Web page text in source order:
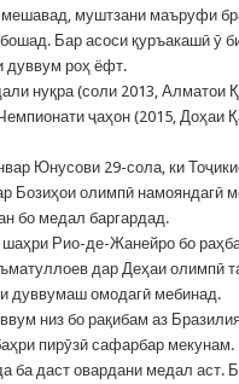
муштзани маъруфи
Бар асоси қуръакашӣ ӯ
дуввум роҳ ёфт.
нуқра (соли 2013, Алматои
ҷаҳон (2015, Доҳаи
Юнусови 29-сола, ки
Бозиҳои олимпӣ намояндагӣ
бо медал баргардад.
шаҳри Рио-де-Жанейро бо
дар Деҳаи олимпӣ
дуввумаш омодагӣ мебинад.
низ бо рақибам аз
пирӯзӣ сафарбар
ба даст овардани медал аст.